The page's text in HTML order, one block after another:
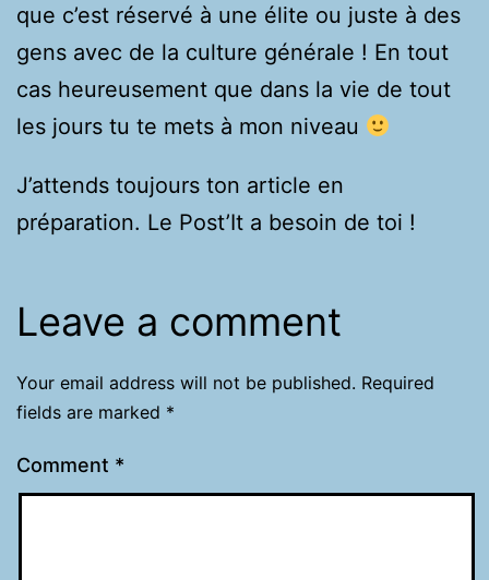
que c’est réservé à une élite ou juste à des
gens avec de la culture générale ! En tout
cas heureusement que dans la vie de tout
les jours tu te mets à mon niveau
J’attends toujours ton article en
préparation. Le Post’It a besoin de toi !
Leave a comment
Your email address will not be published. Required
fields are marked *
Comment *